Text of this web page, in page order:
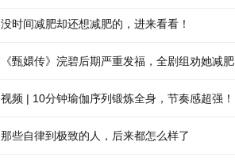
没时间减肥却还想减肥的，进来看看！
《甄嬛传》浣碧后期严重发福，全剧组劝她减肥
视频 | 10分钟瑜伽序列锻炼全身，节奏感超强！
那些自律到极致的人，后来都怎么样了